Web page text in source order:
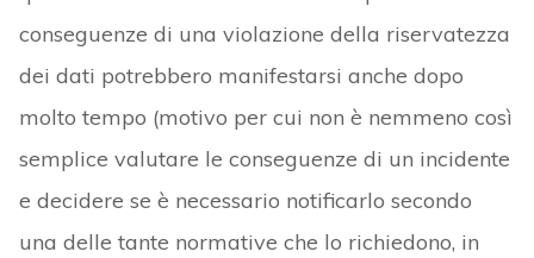
conseguenze di una violazione della riservatezza
dei dati potrebbero manifestarsi anche dopo
molto tempo (motivo per cui non è nemmeno così
semplice valutare le conseguenze di un incidente
e decidere se è necessario notificarlo secondo
una delle tante normative che lo richiedono, in